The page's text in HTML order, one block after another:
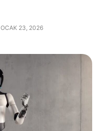
OCAK 23, 2026